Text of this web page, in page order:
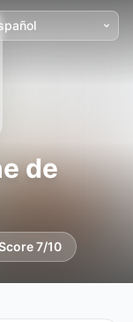
de
7/10